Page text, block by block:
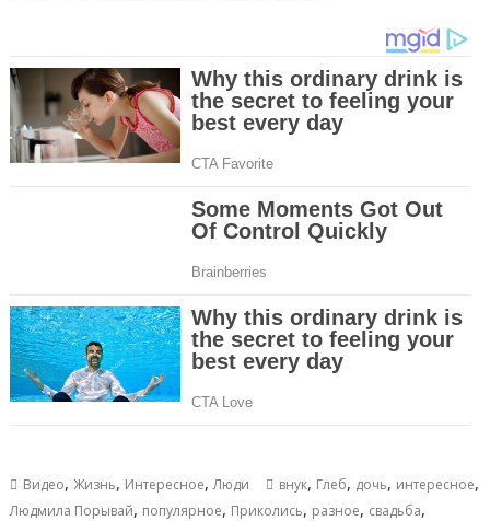
Видео, Жизнь, Интересное, Люди внук, Глеб, дочь, интересное,
Людмила Порывай, популярное, Приколись, разное, свадьба,